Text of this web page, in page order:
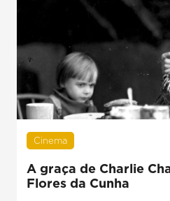
Cinema
A graça de Charlie
Flores da Cunha